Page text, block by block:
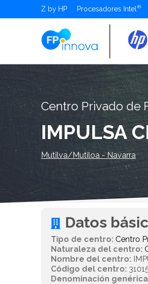
Z by HP Procesadores Intel
Centro Privado de
IMPULSA
Mutilva/Mutiloa - Navarra
Datos
Tipo de centro: Centro
Naturaleza del centro:
Nombre del centro:
Código del centro:
Denominación